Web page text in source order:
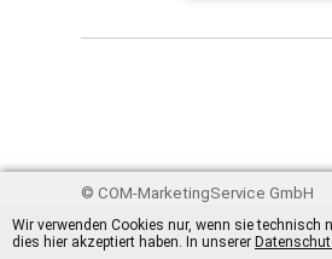
© COM-MarketingService GmbH
Wir verwenden Cookies nur, wenn sie
dies hier akzeptiert haben. In unserer